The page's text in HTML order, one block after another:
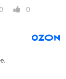
0 0